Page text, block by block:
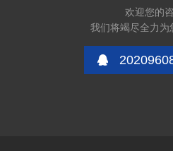
欢迎您的
我们将竭尽全力为